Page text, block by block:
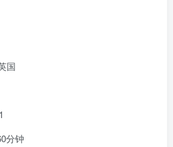
国
分钟